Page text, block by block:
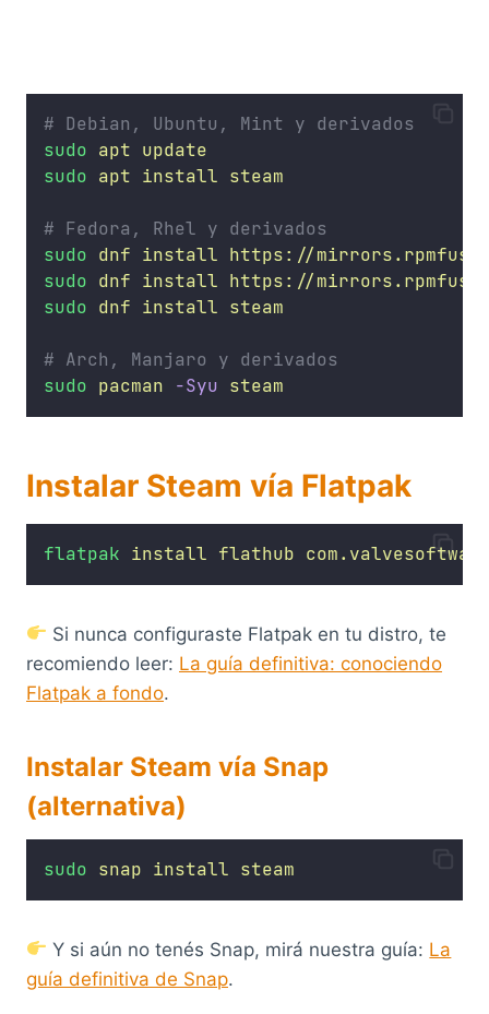
# Debian, Ubuntu, Mint y derivados
sudo apt update
sudo apt install steam
# Fedora, Rhel y derivados
sudo dnf install https://
sudo dnf install https://
sudo dnf install steam
# Arch, Manjaro y derivados
sudo pacman -Syu steam
Instalar Steam vía Flatpak
flatpak install flathub
Si nunca configuraste Flatpak en tu distro, te
recomiendo leer: La guía definitiva: conociendo
Flatpak a fondo.
Instalar Steam vía Snap
(alternativa)
sudo snap install steam
Y si aún no tenés Snap, mirá nuestra guía: La
guía definitiva de Snap.